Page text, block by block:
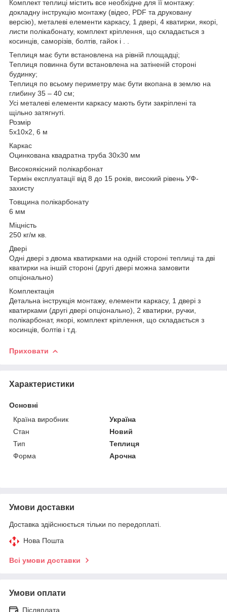
Комплект теплиці містить все необхідне для її монтажу:
докладну інструкцію монтажу (відео, PDF та друковану
версію), металеві елементи каркасу, 1 двері, 4 кватирки, якорі,
листи полікабонату, комплект кріплення, що складається з
косинців, саморізів, болтів, гайок і . .
Теплиця має бути встановлена на рівній площадці;
Теплиця повинна бути встановлена на затіненій стороні
будинку;
Теплиця по всьому периметру має бути вкопана в землю на
глибину 35 – 40 см;
Усі металеві елементи каркасу мають бути закріплені та
щільно затягнуті.
Розмір
5x10x2, 6 м
Каркас
Оцинкована квадратна труба 30х30 мм
Високоякісний полікарбонат
Термін експлуатації від 8 до 15 років, високий рівень УФ-
захисту
Товщина полікарбонату
6 мм
Міцність
250 кг/м кв.
Двері
Одні двері з двома кватирками на одній стороні теплиці та дві
кватирки на іншій стороні (другі двері можна замовити
опціонально)
Комплектація
Детальна інструкція монтажу, елементи каркасу, 1 двері з
кватирками (другі двері опціонально), 2 кватирки, ручки,
полікарбонат, якорі, комплект кріплення, що складається з
косинців, болтів і т.д.
Приховати
Характеристики
Основні
Країна виробник
Україна
Стан
Новий
Тип
Теплиця
Форма
Арочна
Умови доставки
Доставка здійснюється тільки по передоплаті.
Нова Пошта
Всі умови доставки
Умови оплати
Післяплата